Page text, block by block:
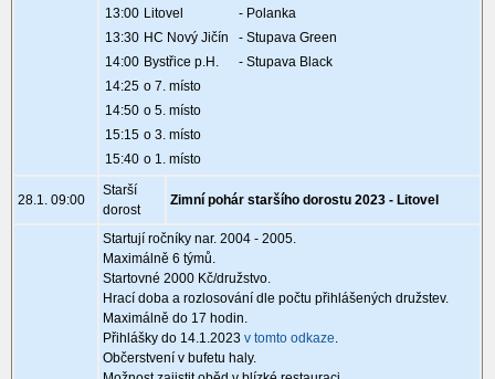
13:00 Litovel
- Polanka
13:30 HC Nový Jičín
- Stupava Green
14:00 Bystřice p.H.
- Stupava Black
14:25 o 7. místo
14:50 o 5. místo
15:15 o 3. místo
15:40 o 1. místo
28.1. 09:00
Starší
dorost
Zimní pohár staršího dorostu 2023 - Litovel
Startují ročníky nar. 2004 - 2005.
Maximálně 6 týmů.
Startovné 2000 Kč/družstvo.
Hrací doba a rozlosování dle počtu přihlášených družstev.
Maximálně do 17 hodin.
Přihlášky do 14.1.2023v tomto odkaze.
Občerstvení v bufetu haly.